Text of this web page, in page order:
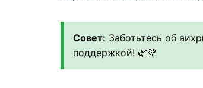
Совет: Заботьтесь об
поддержкой! 🌿💚